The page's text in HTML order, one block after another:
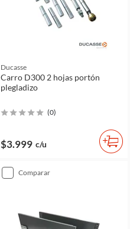
Ducasse
Carro D300 2 hojas portón
plegladizo
(0)
$3.999 c/u
comparar